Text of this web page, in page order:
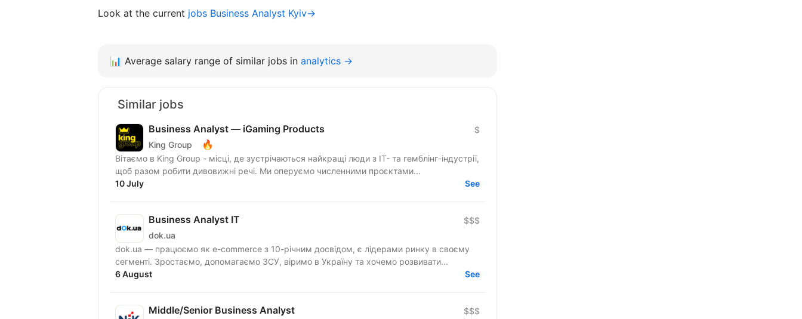
Look at the current jobs Business Analyst Kyiv→
📊 Average salary range of similar jobs in analytics →
Similar jobs
Business Analyst — iGaming Products
King Group 🔥
$
Вітаємо в King Group - місці, де зустрічаються найкращі люди з IT- та гемблінг-індустрії,
щоб разом робити дивовижні речі. Ми оперуємо численними проєктами...
10 July
See
Business Analyst IT
dok.ua
$$$
dok.ua — працюємо як e-commerce з 10-річним досвідом, є лідерами ринку в своєму
сегменті. Зростаємо, допомагаємо ЗСУ, віримо в Україну та хочемо розвивати...
6 August
See
Middle/Senior Business Analyst $$$